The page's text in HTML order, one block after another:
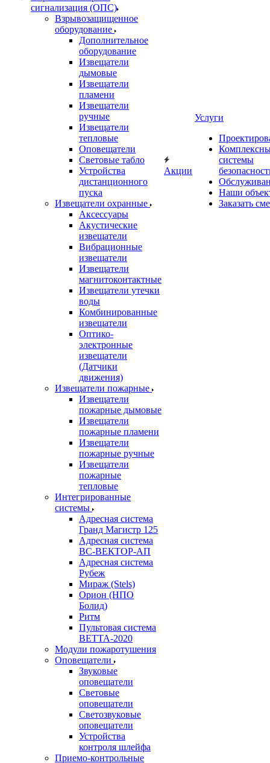
сигнализация (ОПС)
Взрывозащищенное
оборудование
Дополнительное
оборудование
Извещатели
дымовые
Извещатели
пламени
Извещатели
ручные
Извещатели
тепловые
Оповещатели
Световые табло
Устройства
дистанционного
пуска
Извещатели охранные
Аксессуары
Акустические
извещатели
Вибрационные
извещатели
Извещатели
магнитоконтактные
Извещатели утечки
воды
Комбинированные
извещатели
Оптико-
электронные
извещатели
(Датчики
движения)
Извещатели пожарные
Извещатели
пожарные дымовые
Извещатели
пожарные пламени
Извещатели
пожарные ручные
Извещатели
пожарные
тепловые
Интегрированные
системы
Адресная система
Гранд Магистр 125
Адресная система
ВС-ВЕКТОР-АП
Адресная система
Рубеж
Мираж (Stels)
Орион (НПО
Болид)
Ритм
Пультовая система
ВЕТТА-2020
Модули пожаротушения
Оповещатели
Звуковые
оповещатели
Световые
оповещатели
Светозвуковые
оповещатели
Устройства
контроля шлейфа
Приемо-контрольные
Акции
Услуги
системы
Наши
Заказать